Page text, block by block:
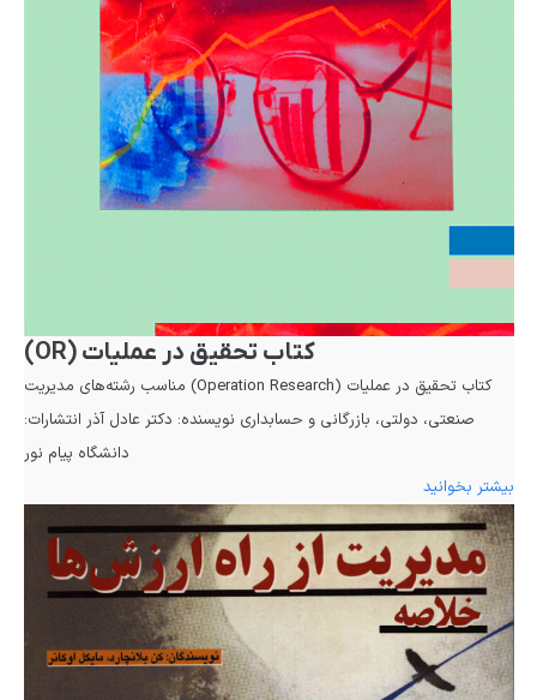
کتاب تحقیق در عملیات (OR)
کتاب تحقیق در عملیات (Operation Research) مناسب رشته‌های مدیریت
صنعتی، دولتی، بازرگانی و حسابداری نویسنده: دکتر عادل آذر انتشارات:
دانشگاه پیام نور
بیشتر بخوانید